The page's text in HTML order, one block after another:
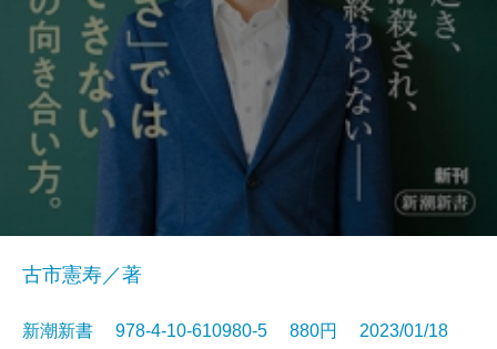
古市憲寿／著
新潮新書 978-4-10-610980-5 880円 2023/01/18